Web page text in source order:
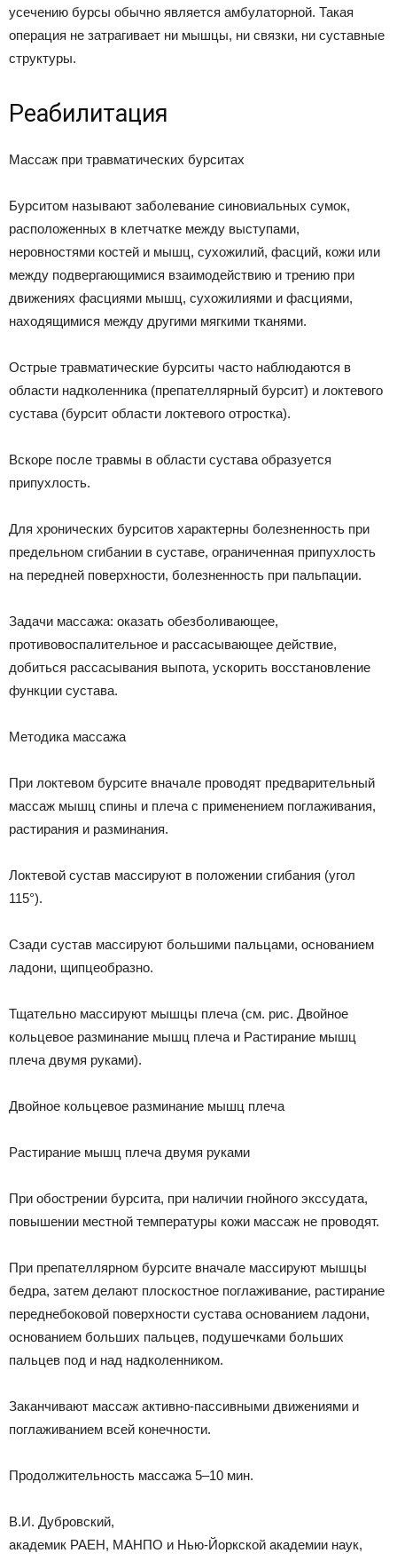
усечению бурсы обычно является амбулаторной. Такая
операция не затрагивает ни мышцы, ни связки, ни суставные
структуры.
Реабилитация
Массаж при травматических бурситах
Бурситом называют заболевание синовиальных сумок,
расположенных в клетчатке между выступами,
неровностями костей и мышц, сухожилий, фасций, кожи или
между подвергающимися взаимодействию и трению при
движениях фасциями мышц, сухожилиями и фасциями,
находящимися между другими мягкими тканями.
Острые травматические бурситы часто наблюдаются в
области надколенника (препателлярный бурсит) и локтевого
сустава (бурсит области локтевого отростка).
Вскоре после травмы в области сустава образуется
припухлость.
Для хронических бурситов характерны болезненность при
предельном сгибании в суставе, ограниченная припухлость
на передней поверхности, болезненность при пальпации.
Задачи массажа: оказать обезболивающее,
противовоспалительное и рассасывающее действие,
добиться рассасывания выпота, ускорить восстановление
функции сустава.
Методика массажа
При локтевом бурсите вначале проводят предварительный
массаж мышц спины и плеча с применением поглаживания,
растирания и разминания.
Локтевой сустав массируют в положении сгибания (угол
115°).
Сзади сустав массируют большими пальцами, основанием
ладони, щипцеобразно.
Тщательно массируют мышцы плеча (см. рис. Двойное
кольцевое разминание мышц плеча и Растирание мышц
плеча двумя руками).
Двойное кольцевое разминание мышц плеча
Растирание мышц плеча двумя руками
При обострении бурсита, при наличии гнойного экссудата,
повышении местной температуры кожи массаж не проводят.
При препателлярном бурсите вначале массируют мышцы
бедра, затем делают плоскостное поглаживание, растирание
переднебоковой поверхности сустава основанием ладони,
основанием больших пальцев, подушечками больших
пальцев под и над надколенником.
Заканчивают массаж активно-пассивными движениями и
поглаживанием всей конечности.
Продолжительность массажа 5–10 мин.
В.И. Дубровский,
академик РАЕН, МАНПО и Нью-Йоркской академии наук,